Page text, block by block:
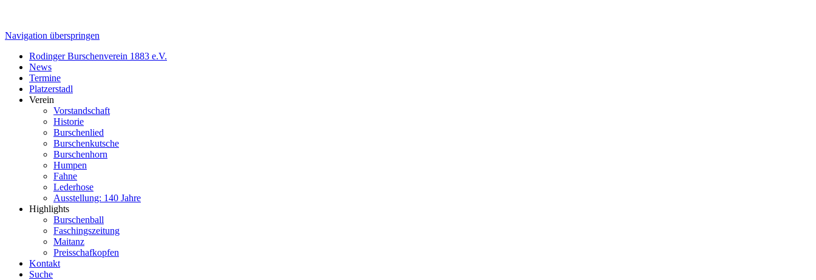
Navigation überspringen
Rodinger Burschenverein 1883 e.V.
News
Termine
Platzerstadl
Verein
Vorstandschaft
Historie
Burschenlied
Burschenkutsche
Burschenhorn
Humpen
Fahne
Lederhose
Ausstellung: 140 Jahre
Highlights
Burschenball
Faschingszeitung
Maitanz
Preisschafkopfen
Kontakt
Suche